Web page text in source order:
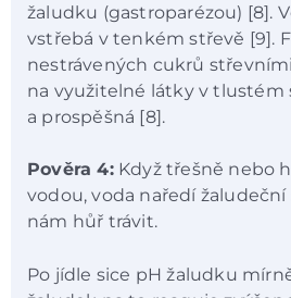
žaludku (gastroparézou) [8].
vstřebá v tenkém střevě [9].
nestrávených cukrů
na využitelné látky v tlustém
a prospěšná [8].
Pověra 4:Když třešně nebo
vodou, voda naředí žaludeční
nám hůř trávit.
Po jídle sice pH žaludku